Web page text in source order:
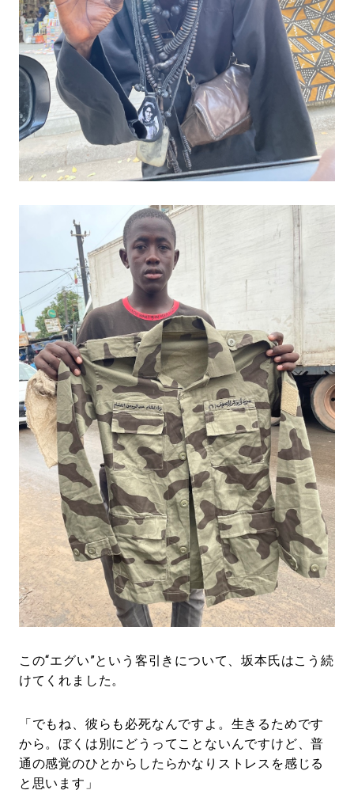
この“エグい”という客引きについて、坂本氏はこう続
けてくれました。
「でもね、彼らも必死なんですよ。生きるためです
から。ぼくは別にどうってことないんですけど、普
通の感覚のひとからしたらかなりストレスを感じる
と思います」